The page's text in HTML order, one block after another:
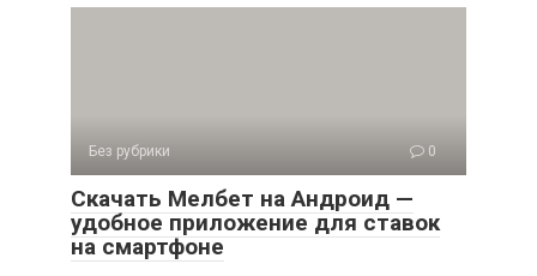
Без рубрики 0
Скачать Мелбет на Андроид —
удобное приложение для ставок
на смартфоне